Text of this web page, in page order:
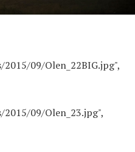
09/Olen_22BIG.jpg",
09/Olen_23.jpg",